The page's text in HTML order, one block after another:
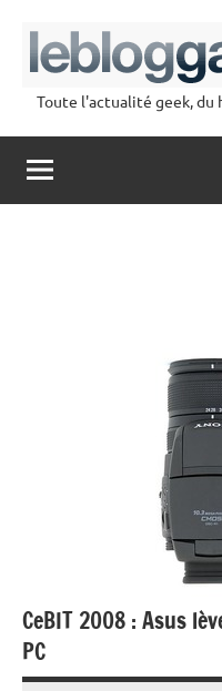
contenu
lebloggadget
Toute l'actualité geek, du
CeBIT 2008 : Asus
PC